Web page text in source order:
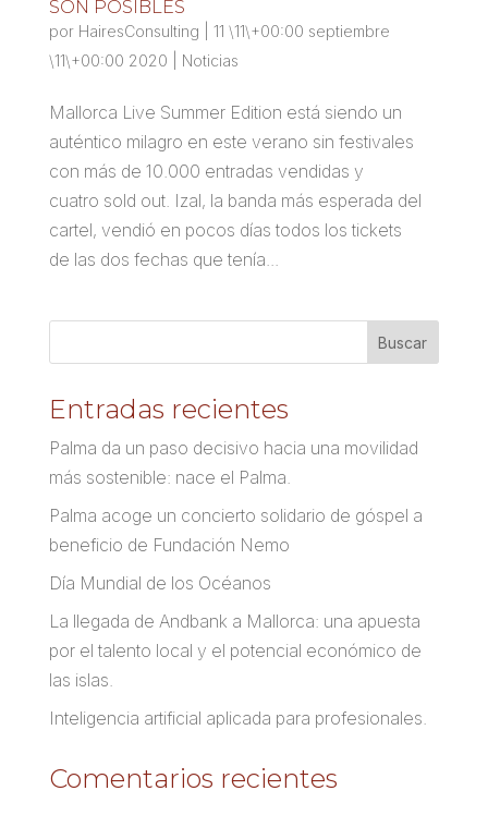
SON POSIBLES
por HairesConsulting
11 \11\+00:00 septiembre
\11\+00:00 2020
Noticias
Mallorca Live Summer Edition está siendo un
auténtico milagro en este verano sin festivales
con más de 10.000 entradas vendidas y
cuatro sold out. Izal, la banda más esperada del
cartel, vendió en pocos días todos los tickets
de las dos fechas que tenía...
Entradas recientes
Palma da un paso decisivo hacia una movilidad
más sostenible: nace el Palma.
Palma acoge un concierto solidario de góspel a
beneficio de Fundación Nemo
Día Mundial de los Océanos
La llegada de Andbank a Mallorca: una apuesta
por el talento local y el potencial económico de
las islas.
Inteligencia artificial aplicada para profesionales.
Comentarios recientes